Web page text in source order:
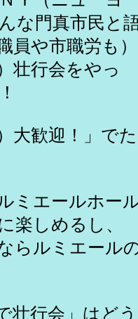
な門真市民と
員や市職労も
壮行会をやっ
大歓迎！」で
エールホー
楽しめるし、
らルミエール
壮行会」はど